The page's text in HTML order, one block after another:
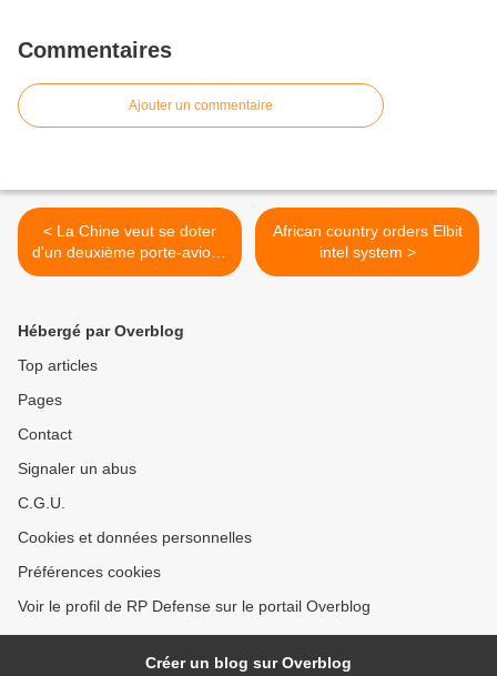
Commentaires
Ajouter un commentaire
< La Chine veut se doter
d'un deuxième porte-avions
plus grand que le premier
African country orders Elbit
intel system >
Hébergé par Overblog
Top articles
Pages
Contact
Signaler un abus
C.G.U.
Cookies et données personnelles
Préférences cookies
Voir le profil de RP Defense sur le portail Overblog
Créer un blog sur Overblog